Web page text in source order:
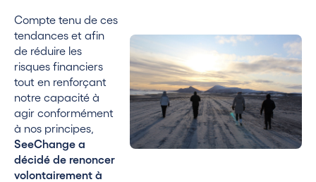
Compte tenu de ces
tendances et afin
de réduire les
risques financiers
tout en renforçant
notre capacité à
agir conformément
à nos principes,
SeeChange a
décidé de renoncer
volontairement à